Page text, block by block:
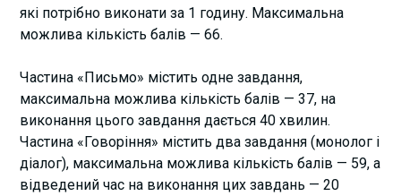
які потрібно виконати за 1 годину. Максимальна
можлива кількість балів — 66.
Частина «Письмо» містить одне завдання,
максимальна можлива кількість балів — 37, на
виконання цього завдання дається 40 хвилин.
Частина «Говоріння» містить два завдання (монолог і
діалог), максимальна можлива кількість балів — 59, а
відведений час на виконання цих завдань — 20